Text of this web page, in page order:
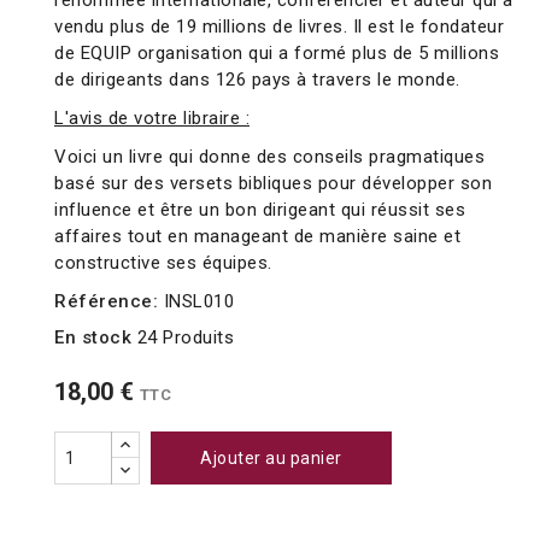
vendu plus de 19 millions de livres. Il est le fondateur
de EQUIP organisation qui a formé plus de 5 millions
de dirigeants dans 126 pays à travers le monde.
L'avis de votre libraire :
Voici un livre qui donne des conseils pragmatiques
basé sur des versets bibliques pour développer son
influence et être un bon dirigeant qui réussit ses
affaires tout en manageant de manière saine et
constructive ses équipes.
Référence: INSL010
En stock 24 Produits
18,00 € TTC
Ajouter au panier